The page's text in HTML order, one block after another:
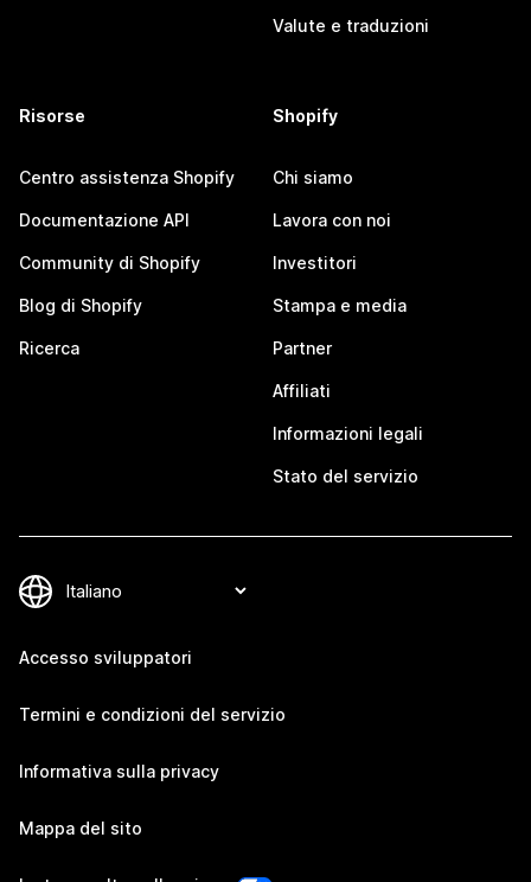
Valute e traduzioni
Risorse
Centro assistenza Shopify
Documentazione API
Community di Shopify
Blog di Shopify
Ricerca
Shopify
Chi siamo
Lavora con noi
Investitori
Stampa e media
Partner
Affiliati
Informazioni legali
Stato del servizio
Accesso sviluppatori
Termini e condizioni del servizio
Informativa sulla privacy
Mappa del sito